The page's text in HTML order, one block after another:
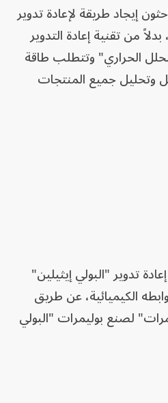
إيجاد طريقة لإعادة تدوير
بدلاً من تقنية إعادة التدوير
الحراري" وتتطلب طاقة
وتحليل جميع المنتجات
تدوير "البولي إيثيلين"
الكيميائية، عن طريق
لصنع بوليمرات "البولي